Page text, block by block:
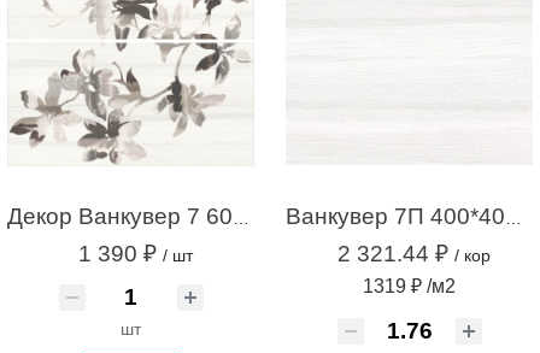
1 390 ₽ / шт
шт
2 321.44 ₽ / кор
1319 ₽ /м2